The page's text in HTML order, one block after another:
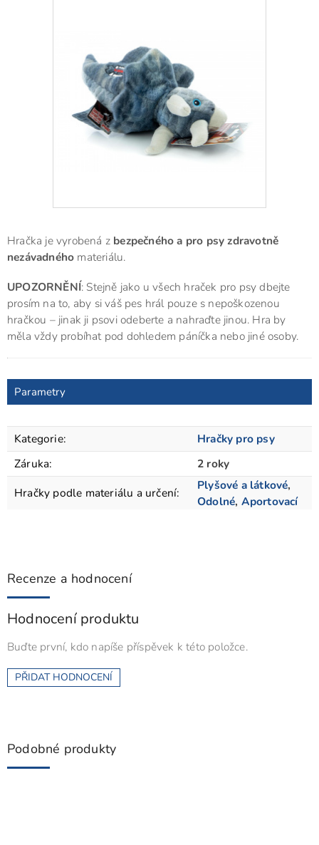
Hračka je vyrobená z bezpečného a pro psy zdravotně
nezávadného materiálu.
UPOZORNĚNÍ: Stejně jako u všech hraček pro psy dbejte
prosím na to, aby si váš pes hrál pouze s nepoškozenou
hračkou – jinak ji psovi odeberte a nahraďte jinou. Hra by
měla vždy probíhat pod dohledem páníčka nebo jiné osoby.
Parametry
Kategorie:
Hračky pro psy
Záruka:
2 roky
Hračky podle materiálu a určení:
Plyšové a látkové,
Odolné, Aportovací
Recenze a hodnocení
Hodnocení produktu
Buďte první, kdo napíše příspěvek k této položce.
PŘIDAT HODNOCENÍ
Podobné produkty